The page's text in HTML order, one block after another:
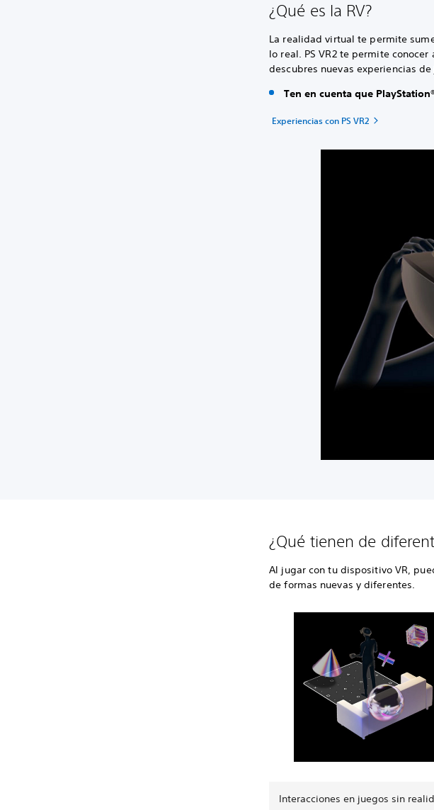
¿Qué es la RV?
La realidad virtual te permite
lo real. PS VR2 te permite
descubres nuevas experiencias
Ten en cuenta que
Experiencias con PS VR2
¿Qué tienen de
Al jugar con tu dispositivo VR,
de formas nuevas y diferentes.
Interacciones en juegos sin